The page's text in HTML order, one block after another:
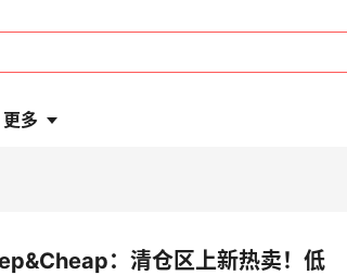
更多
：清仓区上新热卖！低